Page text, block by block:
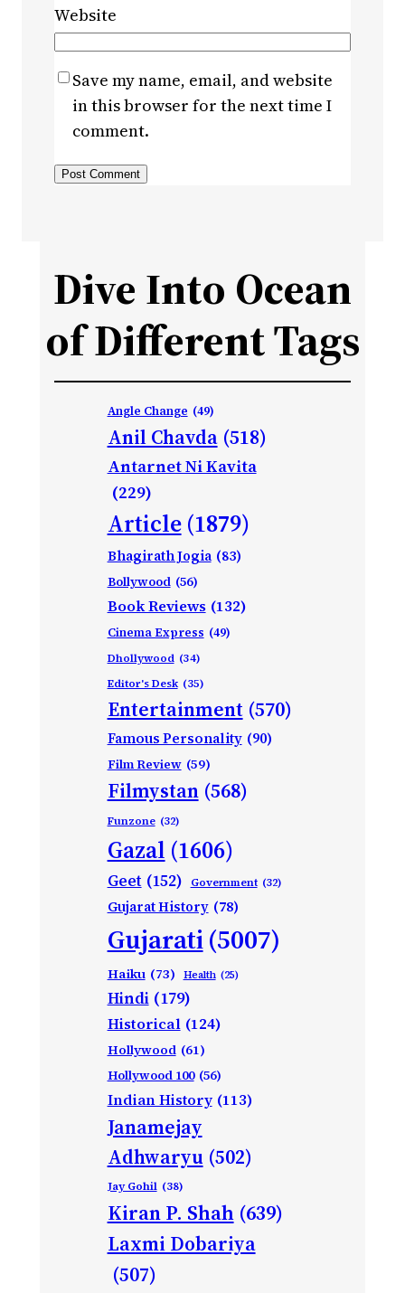
Website
Save my name, email, and website
in this browser for the next time I
comment.
Dive Into Ocean
of Different Tags
Angle Change (49)
Anil Chavda (518)
Antarnet Ni Kavita
(229)
Article (1879)
Bhagirath Jogia (83)
Bollywood (56)
Book Reviews (132)
Cinema Express (49)
Dhollywood (34)
Editor's Desk (35)
Entertainment (570)
Famous Personality (90)
Film Review (59)
Filmystan (568)
Funzone (32)
Gazal (1606)
Geet (152) Government (32)
Gujarat History (78)
Gujarati(5007)
Haiku (73) Health (25)
Hindi (179)
Historical (124)
Hollywood (61)
Hollywood 100 (56)
Indian History (113)
Janamejay
Adhwaryu (502)
Jay Gohil (38)
Kiran P. Shah (639)
Laxmi Dobariya
(507)